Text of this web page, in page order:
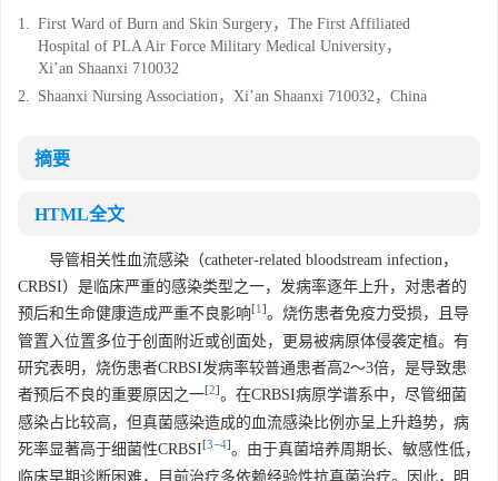
1. First Ward of Burn and Skin Surgery，The First Affiliated
Hospital of PLA Air Force Military Medical University，
Xi’an Shaanxi 710032
2. Shaanxi Nursing Association，Xi’an Shaanxi 710032，China
摘要
HTML全文
导管相关性血流感染（catheter-related bloodstream infection，
CRBSI）是临床严重的感染类型之一，发病率逐年上升，对患者的
预后和生命健康造成严重不良影响[1 ]。烧伤患者免疫力受损，且导
管置入位置多位于创面附近或创面处，更易被病原体侵袭定植。有
研究表明，烧伤患者CRBSI发病率较普通患者高2～3倍，是导致患
者预后不良的重要原因之一[2]。在CRBSI病原学谱系中，尽管细菌
感染占比较高，但真菌感染造成的血流感染比例亦呈上升趋势，病
死率显著高于细菌性CRBSI[3−4]。由于真菌培养周期长、敏感性低，
临床早期诊断困难，目前治疗多依赖经验性抗真菌治疗。因此，明